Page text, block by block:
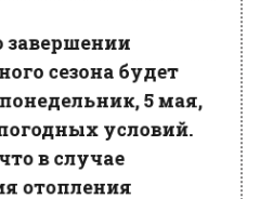
завершении
сезона будет
5 мая,
условий.
в случае
отопления